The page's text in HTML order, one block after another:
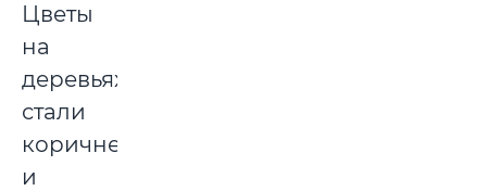
Цветы
на
деревьях
стали
коричневыми
и